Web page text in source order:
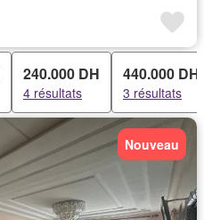
240.000 DH
4 résultats
440.000 DH
3 résultats
Nouveau